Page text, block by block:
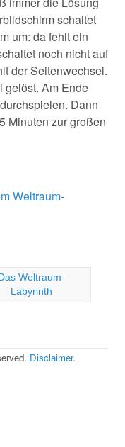
schaltet
um: da fehlt ein
noch nicht auf
der Seitenwechsel.
gelöst. Am Ende
Dann
Minuten zur großen
Weltraum-
Das Weltraum-
Labyrinth
Disclaimer.